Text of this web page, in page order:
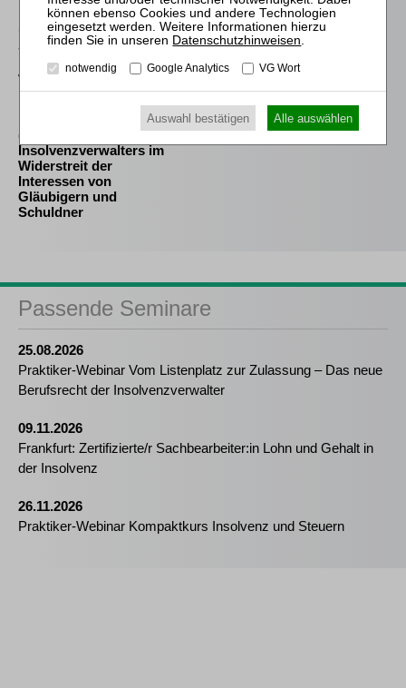
Best Practice Insolvenz-
Sanierungsverwaltung
Westermann
Die Auswahl und die
(vorläufigen)
Insolvenzverwalters im
Widerstreit der
Interessen von
Gläubigern und
Schuldner
Passende Seminare
25.08.2026
Praktiker-Webinar Vom Listenplatz zur Zulassung – Das neue
Berufsrecht der Insolvenzverwalter
09.11.2026
Frankfurt: Zertifizierte/r Sachbearbeiter:in Lohn und Gehalt in
der Insolvenz
26.11.2026
Praktiker-Webinar Kompaktkurs Insolvenz und Steuern
Datenschutzhinweisen
notwendig Google Analytics VG Wort
Auswahl bestätigen Alle auswählen